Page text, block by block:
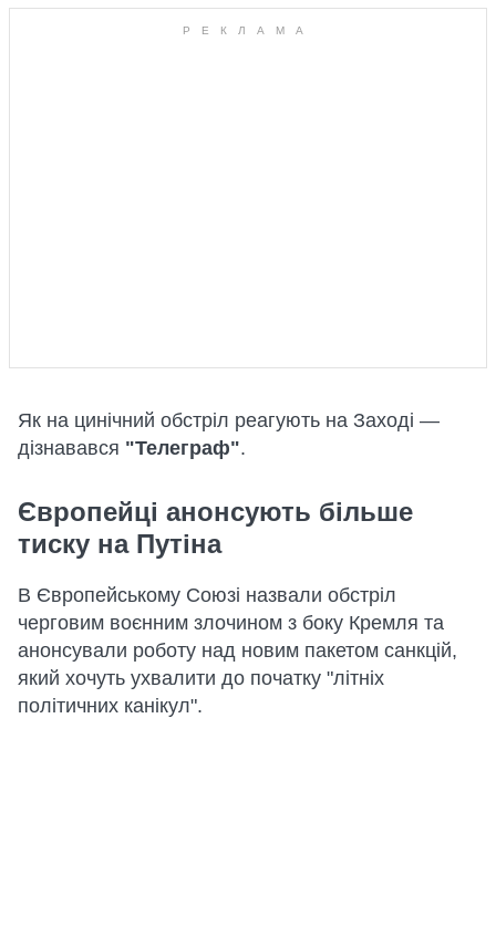
Як на цинічний обстріл реагують на Заході —
дізнавався "Телеграф".
Європейці анонсують більше
тиску на Путіна
В Європейському Союзі назвали обстріл
черговим воєнним злочином з боку Кремля та
анонсували роботу над новим пакетом санкцій,
який хочуть ухвалити до початку "літніх
політичних канікул".